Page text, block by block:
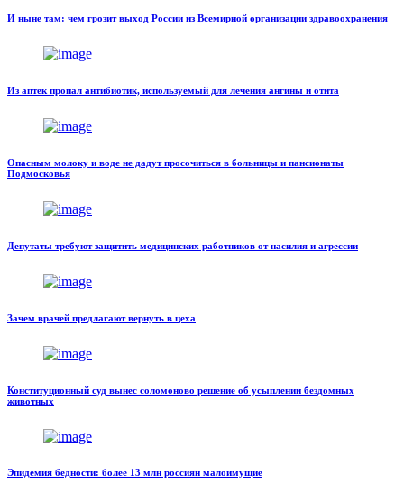
И ныне там: чем грозит выход России из Всемирной организации здравоохранения
Из аптек пропал антибиотик, используемый для лечения ангины и отита
Опасным молоку и воде не дадут просочиться в больницы и пансионаты
Подмосковья
Депутаты требуют защитить медицинских работников от насилия и агрессии
Зачем врачей предлагают вернуть в цеха
Конституционный суд вынес соломоново решение об усыплении бездомных
животных
Эпидемия бедности: более 13 млн россиян малоимущие